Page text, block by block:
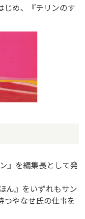
じめ、『チリンのす
』を編集長として発
ん』をいずれもサン
つやなせ氏の仕事を